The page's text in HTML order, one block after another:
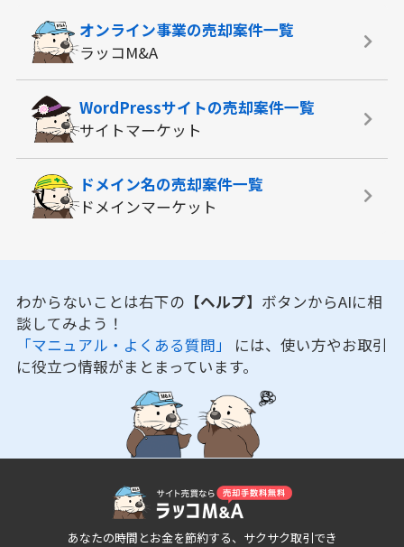
オンライン事業の売却案件一覧
ラッコM&A
WordPressサイトの売却案件一覧
サイトマーケット
ドメイン名の売却案件一覧
ドメインマーケット
わからないことは右下の 【ヘルプ】 ボタンからAIに相
談してみよう！
「マニュアル・よくある質問」 には、使い方やお取引
に役立つ情報がまとまっています。
あなたの時間とお金を節約する、サクサク取引でき